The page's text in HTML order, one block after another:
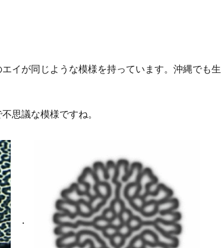
エイが同じような模様を持っています。沖縄でも生
思議な模様ですね。